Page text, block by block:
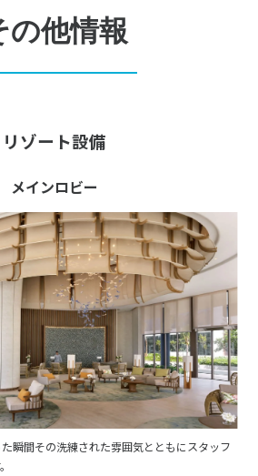
の他情報
リゾート設備
メインロビー
瞬間その洗練された雰囲気とともにスタッフ